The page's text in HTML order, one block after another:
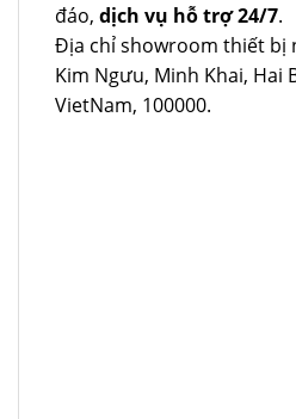
đáo, dịch vụ hỗ trợ 24/7.
Địa chỉ showroom thiết bị
Kim Ngưu, Minh Khai, Hai
VietNam, 100000.